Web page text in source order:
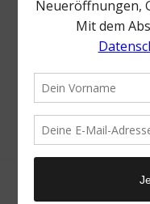
Neue Suche
Suchergebnis nicht
einem Wortteil oder